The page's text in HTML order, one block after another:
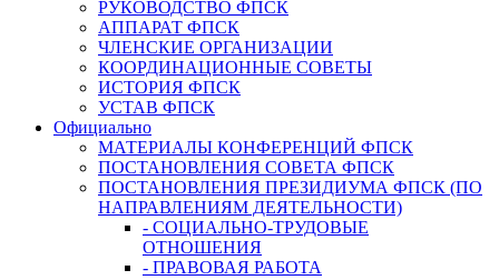
РУКОВОДСТВО ФПСК
АППАРАТ ФПСК
ЧЛЕНСКИЕ ОРГАНИЗАЦИИ
КООРДИНАЦИОННЫЕ СОВЕТЫ
ИСТОРИЯ ФПСК
УСТАВ ФПСК
Официально
МАТЕРИАЛЫ КОНФЕРЕНЦИЙ ФПСК
ПОСТАНОВЛЕНИЯ СОВЕТА ФПСК
ПОСТАНОВЛЕНИЯ ПРЕЗИДИУМА ФПСК (ПО
НАПРАВЛЕНИЯМ ДЕЯТЕЛЬНОСТИ)
- СОЦИАЛЬНО-ТРУДОВЫЕ
ОТНОШЕНИЯ
- ПРАВОВАЯ РАБОТА